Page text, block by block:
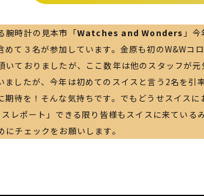
腕時計の見本市「Watches and Wonders 」
めて３名が参加しています。金原も初のW&Wコ
いておりましたが、ここ数年は他のスタッフが
ましたが、今年は初めてのスイスと言う2名を引
期待を！そんな気持ちです。でもどうせスイスに
スレポート」できる限り皆様もスイスに来ている
チェックをお願いします。